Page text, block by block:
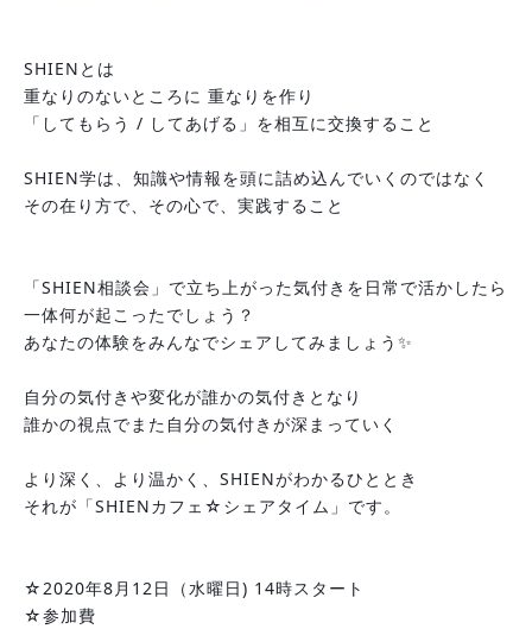
SHIENとは
重なりのないところに 重なりを作り
「してもらう / してあげる」を相互に交換すること
SHIEN学は、知識や情報を頭に詰め込んでいくのではなく
その在り方で、その心で、実践すること
「SHIEN相談会」で立ち上がった気付きを日常で活かしたら
一体何が起こったでしょう？
あなたの体験をみんなでシェアしてみましょう✨
自分の気付きや変化が誰かの気付きとなり
誰かの視点でまた自分の気付きが深まっていく
より深く、より温かく、SHIENがわかるひととき
それが「SHIENカフェ☆シェアタイム」です。
☆2020年8月12日（水曜日) 14時スタート
☆参加費